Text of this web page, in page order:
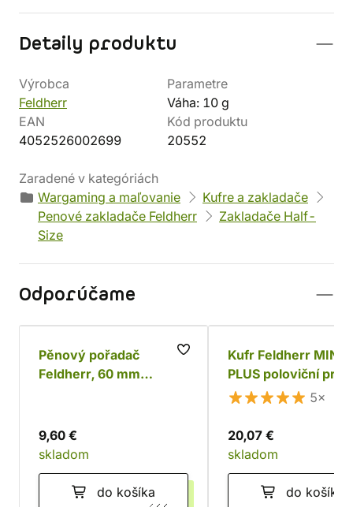
Detaily produktu
Výrobca
Feldherr
Parametre
Váha: 10 g
EAN
4052526002699
Kód produktu
20552
Zaradené v kategóriách
Wargaming a maľovanie
Kufre a zakladače
Penové zakladače Feldherr
Zakladače Half-
Size
Odporúčame
Pěnový pořadač
Feldherr, 60 mm
9,60 €
skladom
do košíka
Kufr Feldherr MINI
PLUS poloviční
5×
20,07 €
skladom
do košíka